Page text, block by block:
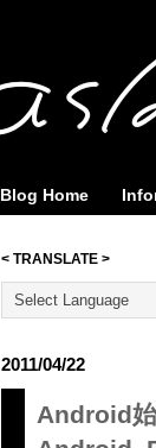
Blog Home
< TRANSLATE >
2011/04/22
Android